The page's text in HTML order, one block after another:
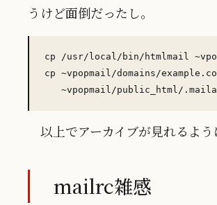
うけど面倒だったし。
cp /usr/local/bin/htmlmail
cp ~vpopmail/domains/
以上でアーカイブが見れるよう
mailrc雑感